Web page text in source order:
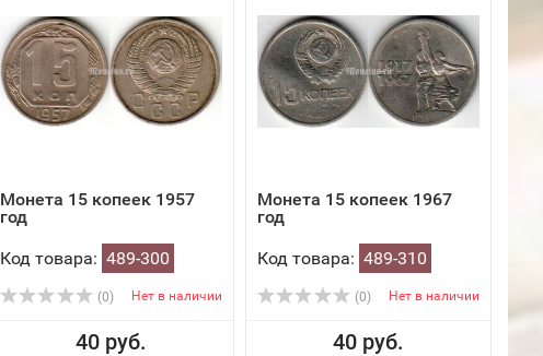
Монета 15 копеек 1957
год
Код товара: 489-300
(0) Нет в наличии
40 руб.
Монета 15 копеек 1967
год
Код товара: 489-310
(0) Нет в наличии
40 руб.